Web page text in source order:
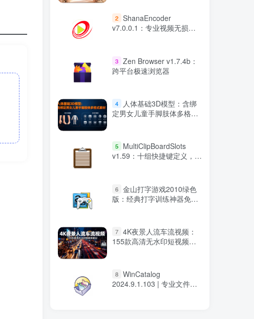
2 ShanaEncoder
v7.0.0.1：专业视频无损压
3 Zen Browser v1.7.4b：
跨平台极速浏览器
4
人体基础3D模型：含绑
定男女儿童手脚肢体多格式
5
MultiClipBoardSlots
v1.59：十组快捷键定义，高
6 金山打字游戏2010绿色
版：经典打字训练神器免费
7 4K夜景人流车流视频：
155款高清无水印短视频素
8 WinCatalog
2024.9.1.103 | 专业文件管